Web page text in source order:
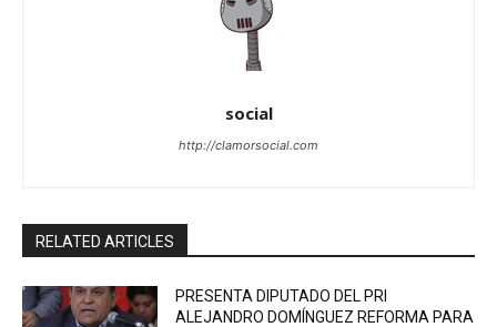
social
http://clamorsocial.com
RELATED ARTICLES
PRESENTA DIPUTADO DEL PRI
ALEJANDRO DOMÍNGUEZ REFORMA PARA